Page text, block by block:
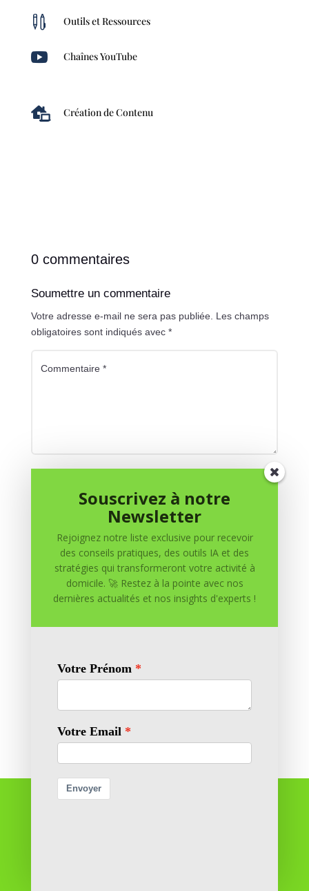
 Outils et Ressources
 Chaînes YouTube
 Création de Contenu
0 commentaires
Soumettre un commentaire
Votre adresse e-mail ne sera pas publiée. Les champs
obligatoires sont indiqués avec *
Soumettre le commentaire
Souscrivez à notre
Newsletter
Rejoignez notre liste exclusive pour recevoir
des conseils pratiques, des outils IA et des
stratégies qui transformeront votre activité à
domicile. 🚀 Restez à la pointe avec nos
dernières actualités et nos insights d'experts !